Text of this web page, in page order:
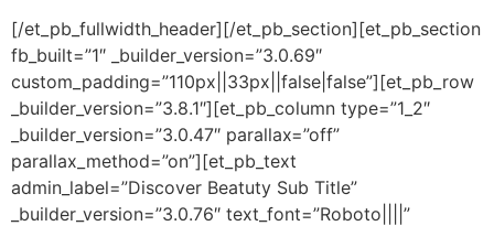
[/et_pb_fullwidth_header][/et_pb_section][et_pb_section
fb_built=”1″ _builder_version=”3.0.69″
custom_padding=”110px||33px||false|false”][et_pb_row
_builder_version=”3.8.1″][et_pb_column type=”1_2″
_builder_version=”3.0.47″ parallax=”off”
parallax_method=”on”][et_pb_text
admin_label=”Discover Beatuty Sub Title”
_builder_version=”3.0.76″ text_font=”Roboto||||”